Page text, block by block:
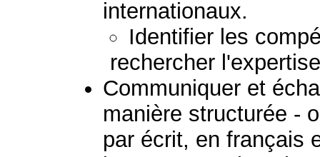
internationaux.
Identifier les
rechercher
Communiquer et
manière structurée -
par écrit, en français